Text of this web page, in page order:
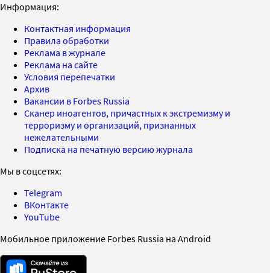
Информация:
Контактная информация
Правила обработки
Реклама в журнале
Реклама на сайте
Условия перепечатки
Архив
Вакансии в Forbes Russia
Сканер иноагентов, причастных к экстремизму и
терроризму и организаций, признанных
нежелательными
Подписка на печатную версию журнала
Мы в соцсетях:
Telegram
ВКонтакте
YouTube
Мобильное приложение Forbes Russia на Android